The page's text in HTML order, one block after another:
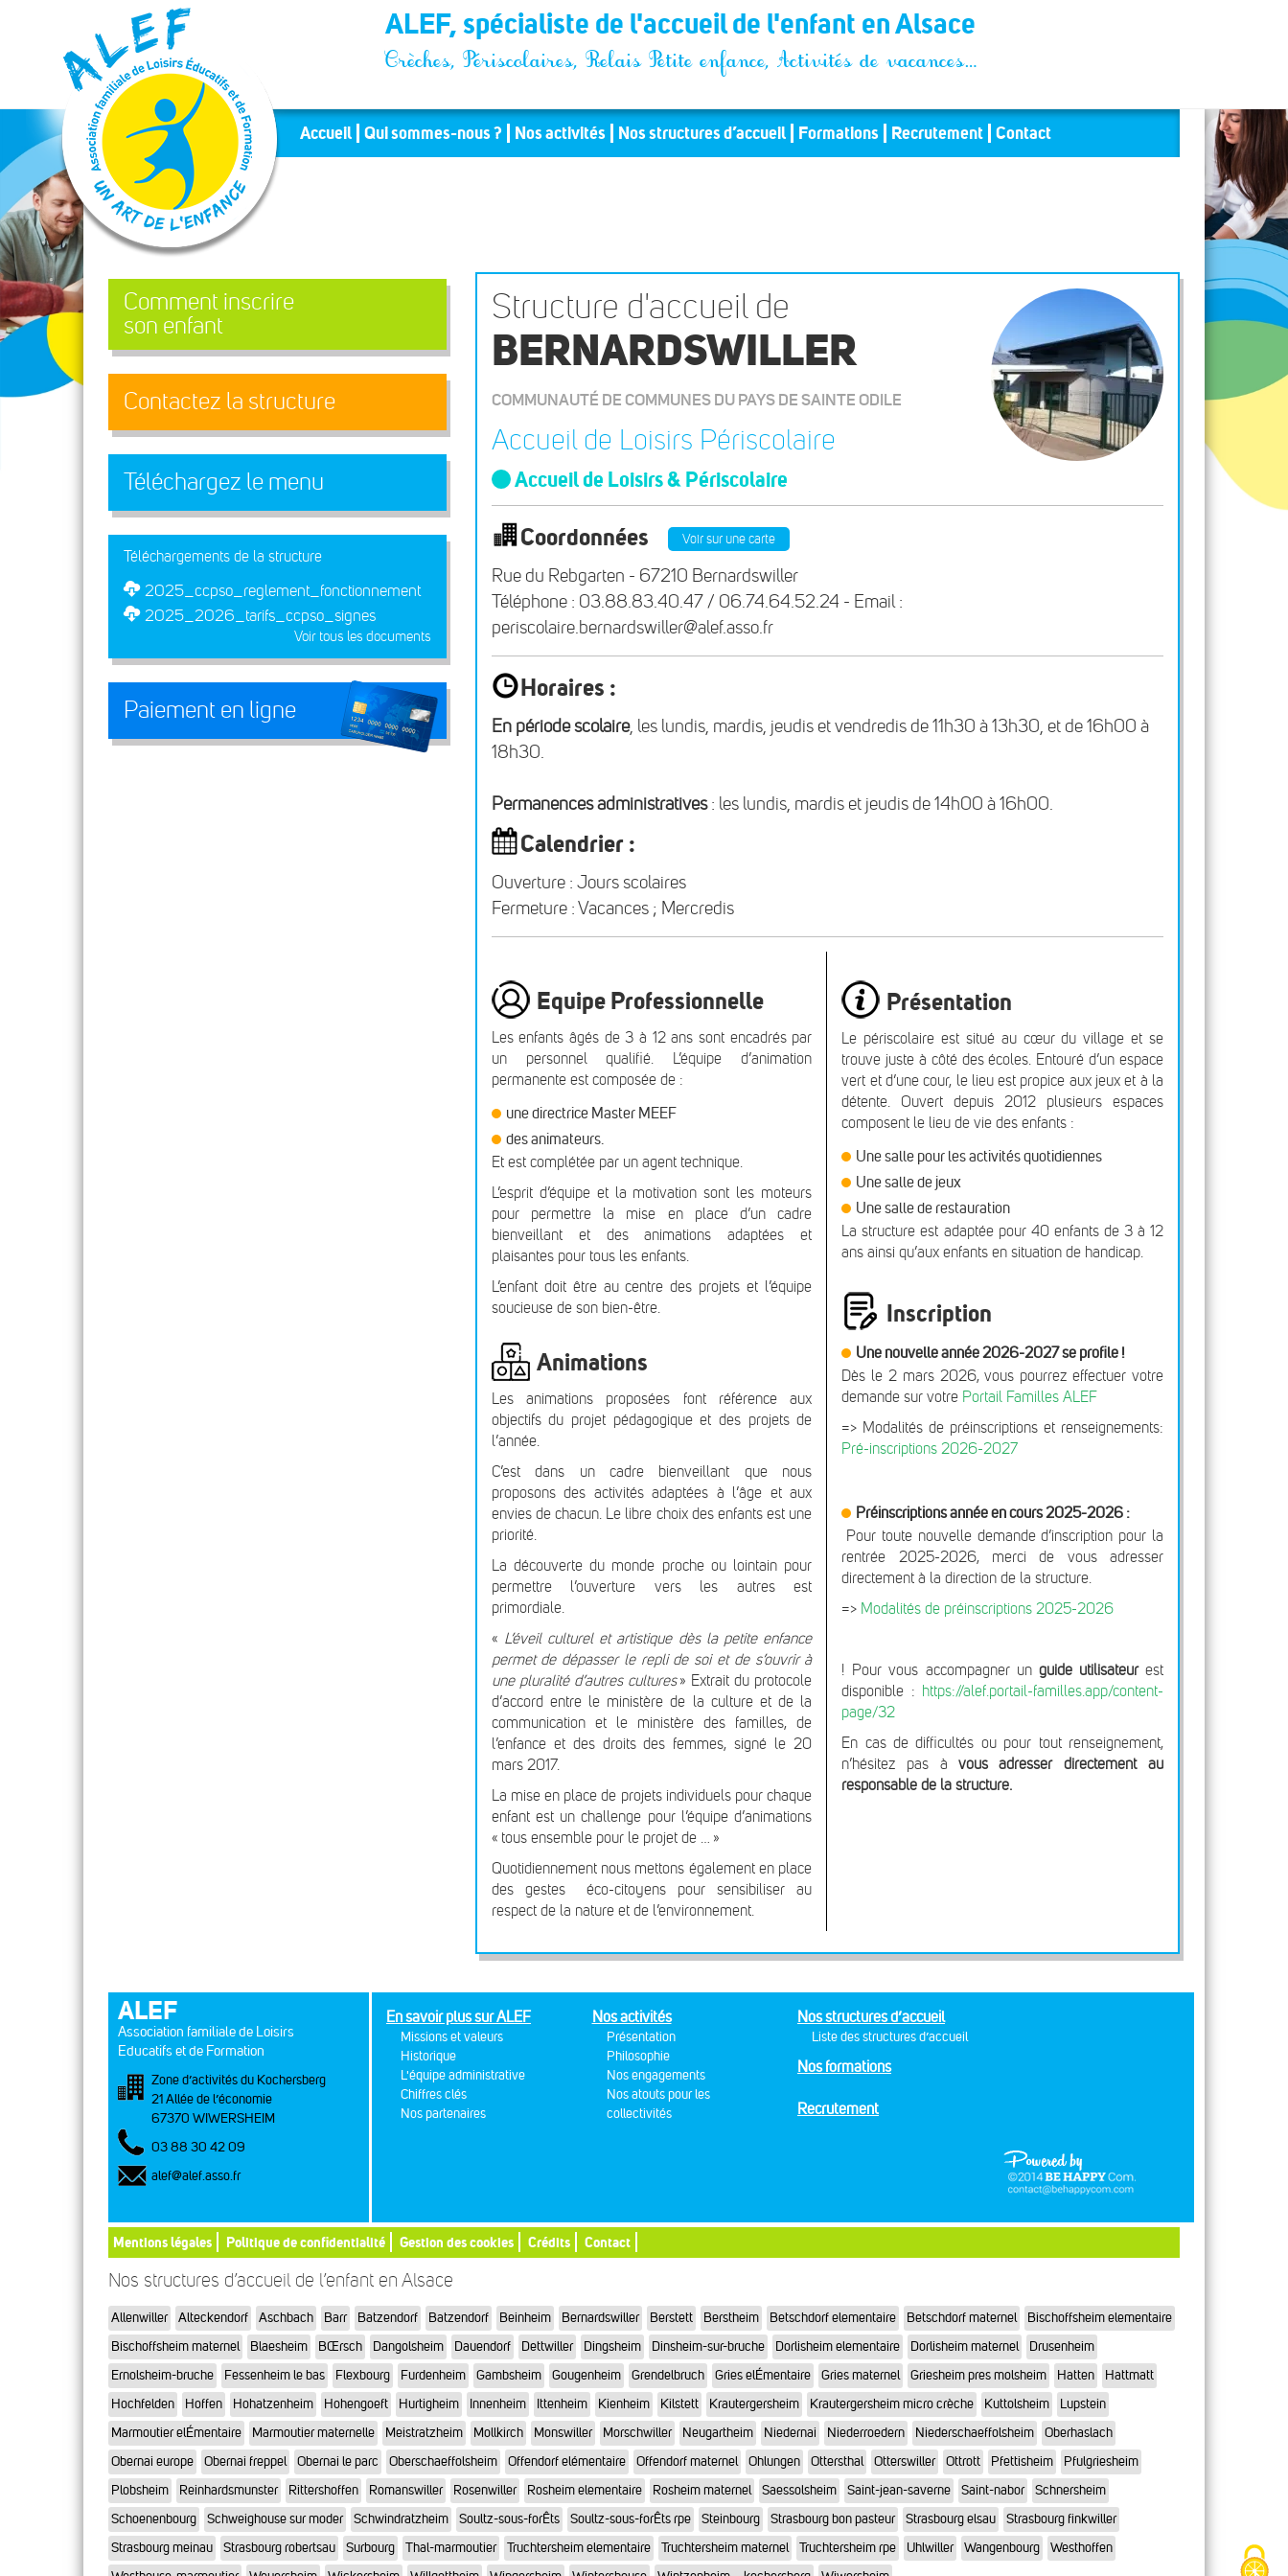
Panneau de gestion des cookies ALEF, spécialiste de l'accueil de l'enfant en Alsace
Crèches, Périscolaires, Relais Petite enfance, Activités de vacances…
Accueil Qui sommes-nous ? Nos activités Nos structures d’accueil Formations Recrutement Contact
Comment inscrire
son enfant
Contactez la structure
Téléchargez le menu
Téléchargements de la structure
2025_ccpso_reglement_fonctionnement
2025_2026_tarifs_ccpso_signes
Voir tous les documents
Paiement en ligne
Structure d'accueil de
BERNARDSWILLER
COMMUNAUTÉ DE COMMUNES DU PAYS DE SAINTE ODILE
Accueil de Loisirs Périscolaire
Accueil de Loisirs & Périscolaire
Coordonnées Voir sur une carte
Rue du Rebgarten - 67210 Bernardswiller
Téléphone : 03.88.83.40.47 / 06.74.64.52.24 - Email :
periscolaire.bernardswiller@alef.asso.fr
Horaires :
En période scolaire, les lundis, mardis, jeudis et vendredis de 11h30 à 13h30, et de 16h00 à
18h30.
Permanences administratives: les lundis, mardis et jeudis de 14h00 à 16h00.
Calendrier :
Ouverture : Jours scolaires
Fermeture : Vacances ; Mercredis
Equipe Professionnelle
Les enfants âgés de 3 à 12 ans sont encadrés par
un personnel qualifié. L’équipe d’animation
permanente est composée de :
une directrice Master MEEF
des animateurs.
Et est complétée par un agent technique.
L’esprit d’équipe et la motivation sont les moteurs
pour permettre la mise en place d’un cadre
bienveillant et des animations adaptées et
plaisantes pour tous les enfants.
L’enfant doit être au centre des projets et l’équipe
soucieuse de son bien-être.
Animations
Les animations proposées font référence aux
objectifs du projet pédagogique et des projets de
l’année.
C’est dans un cadre bienveillant que nous
proposons des activités adaptées à l’âge et aux
envies de chacun. Le libre choix des enfants est une
priorité.
La découverte du monde proche ou lointain pour
permettre l’ouverture vers les autres est
primordiale.
« L’éveil culturel et artistique dès la petite enfance
permet de dépasser le repli de soi et de s’ouvrir à
une pluralité d’autres cultures» Extrait du protocole
d’accord entre le ministère de la culture et de la
communication et le ministère des familles, de
l’enfance et des droits des femmes, signé le 20
mars 2017.
La mise en place de projets individuels pour chaque
enfant est un challenge pour l’équipe d’animations
« tous ensemble pour le projet de … »
Quotidiennement nous mettons également en place
des gestes éco-citoyens pour sensibiliser au
respect de la nature et de l’environnement.
Présentation
Le périscolaire est situé au cœur du village et se
trouve juste à côté des écoles. Entouré d’un espace
vert et d’une cour, le lieu est propice aux jeux et à la
détente. Ouvert depuis 2012 plusieurs espaces
composent le lieu de vie des enfants :
Une salle pour les activités quotidiennes
Une salle de jeux
Une salle de restauration
La structure est adaptée pour 40 enfants de 3 à 12
ans ainsi qu’aux enfants en situation de handicap.
Inscription
Une nouvelle année 2026-2027 se profile !
Dès le 2 mars 2026, vous pourrez effectuer votre
demande sur votre Portail Familles ALEF
=> Modalités de préinscriptions et renseignements:
Pré-inscriptions 2026-2027
Préinscriptions année en cours 2025-2026 :
Pour toute nouvelle demande d’inscription pour la
rentrée 2025-2026, merci de vous adresser
directement à la direction de la structure.
=> Modalités de préinscriptions 2025-2026
! Pour vous accompagner un guide utilisateur est
disponible : https://alef.portail-familles.app/content-
page/32
En cas de difficultés ou pour tout renseignement,
n’hésitez pas à vous adresser directement au
responsable de la structure.
ALEF
Association familiale de Loisirs
Educatifs et de Formation
Zone d’activités du Kochersberg
21 Allée de l’économie
67370 WIWERSHEIM
03 88 30 42 09
alef@alef.asso.fr
En savoir plus sur ALEF
Missions et valeurs
Historique
L'équipe administrative
Chiffres clés
Nos partenaires
Nos activités
Présentation
Philosophie
Nos engagements
Nos atouts pour les
collectivités
Nos structures d’accueil
Liste des structures d’accueil
Nos formations
Recrutement
Mentions légales Politique de confidentialité Gestion des cookies Crédits Contact
Nos structures d’accueil de l’enfant en Alsace
Allenwiller Alteckendorf Aschbach Barr Batzendorf Batzendorf Beinheim Bernardswiller Berstett Berstheim Betschdorf elementaire Betschdorf maternel
Bischoffsheim elementaire
Bischoffsheim maternel
Blaesheim BŒrsch Dangolsheim Dauendorf Dettwiller Dingsheim Dinsheim-sur-bruche Dorlisheim elementaire Dorlisheim maternel
Drusenheim
Ernolsheim-bruche
Fessenheim le bas Flexbourg Furdenheim Gambsheim Gougenheim Grendelbruch Gries elÉmentaire Gries maternel Griesheim pres molsheim Hatten
Hattmatt
Hochfelden
Hoffen Hohatzenheim Hohengoeft Hurtigheim Innenheim Ittenheim Kienheim Kilstett Krautergersheim Krautergersheim micro crèche Kuttolsheim
Lupstein
Marmoutier elÉmentaire
Marmoutier maternelle Meistratzheim Mollkirch Monswiller Morschwiller Neugartheim Niedernai Niederroedern Niederschaeffolsheim
Oberhaslach
Obernai europe
Obernai freppel Obernai le parc Oberschaeffolsheim Offendorf elémentaire Offendorf maternel Ohlungen Ottersthal Otterswiller Ottrott Pfettisheim
Pfulgriesheim
Plobsheim
Reinhardsmunster Rittershoffen Romanswiller Rosenwiller Rosheim elementaire Rosheim maternel Saessolsheim Saint-jean-saverne Saint-nabor
Schnersheim
Schoenenbourg
Schweighouse sur moder Schwindratzheim Soultz-sous-forÊts Soultz-sous-forÊts rpe Steinbourg Strasbourg bon pasteur Strasbourg elsau
Strasbourg finkwiller
Strasbourg meinau
Strasbourg robertsau Surbourg Thal-marmoutier Truchtersheim elementaire Truchtersheim maternel Truchtersheim rpe Uhlwiller Wangenbourg
Westhoffen